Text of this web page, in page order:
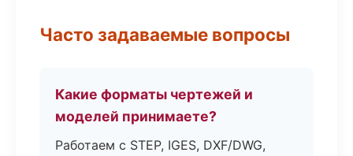
Часто задаваемые вопросы
Какие форматы чертежей и
моделей принимаете?
Работаем с STEP, IGES, DXF/DWG,